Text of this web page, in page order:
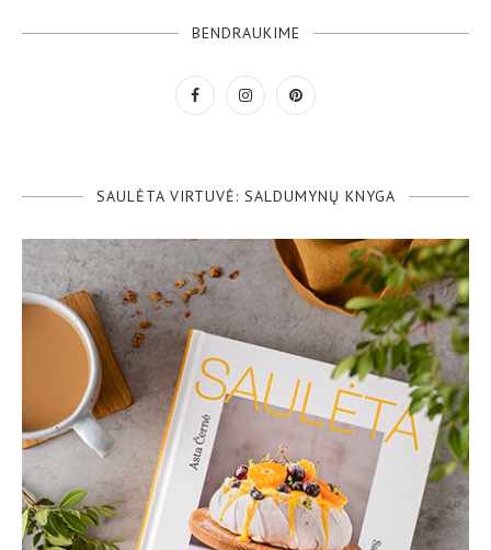
BENDRAUKIME
SAULĖTA VIRTUVĖ: SALDUMYNŲ KNYGA